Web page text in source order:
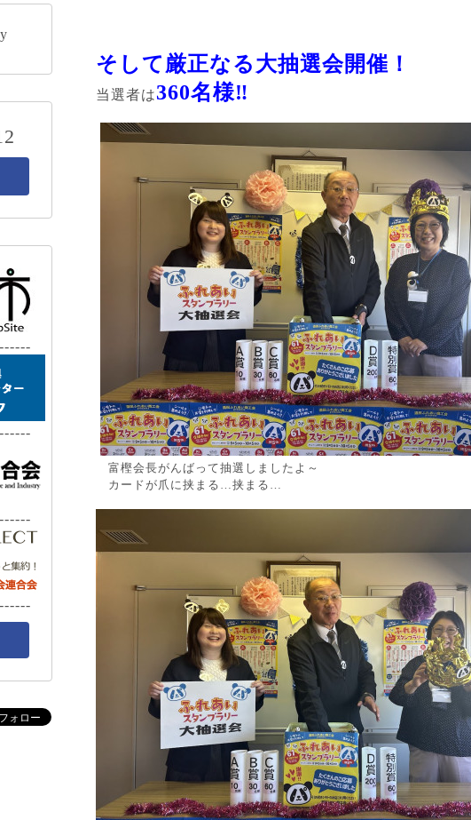
そして厳正なる大抽選会開催！
当選者は360名様‼
富樫会長がんばって抽選しましたよ～
カードが爪に挟まる…挟まる…